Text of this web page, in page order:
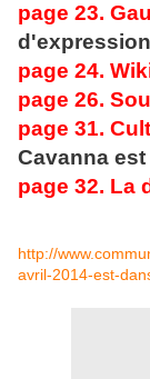
page 23.
d'expression
page 24.
page 26.
page 31.
Cavanna est
page 32. La
http://
avril-2014-est-